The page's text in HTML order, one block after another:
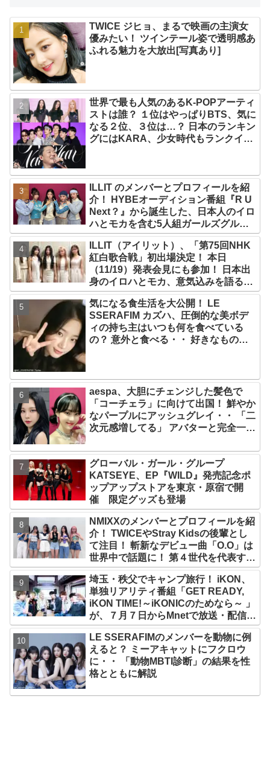
TWICE ジヒョ、まるで映画の主演女
優みたい！ ツインテール姿で透明感あ
ふれる魅力を大放出[写真あり]
世界で最も人気のあるK-POPアーティ
ストは誰？ １位はやっぱりBTS、気に
なる２位、３位は…？ 日本のランキン
グにはKARA、少女時代もランクイ
ILLIT のメンバーとプロフィールを紹
介！ HYBEオーディション番組『R U
Next？』から誕生した、日本人のイロ
ハとモカを含む5人組ガールズグルー
プ！ デビュー曲「Magnetic」がいき
なりの大ヒット
ILLIT（アイリット）、「第75回NHK
紅白歌合戦」初出場決定！ 本日
（11/19）発表会見にも参加！ 日本出
身のイロハとモカ、意気込みを語る
「ずっと夢見てたステージ…嬉しくて
光栄」
気になる食生活を大公開！ LE
SSERAFIM カズハ、圧倒的な美ボデ
ィの持ち主はいつも何を食べている
の？ 意外と食べる・・ 好きなものを
aespa、大胆にチェンジした髪色で
「コーチェラ」に向けて出国！ 鮮やか
なパープルにアッシュグレイ・・ 「二
次元感増してる」 アバターと完全一致
グローバル・ガール・グループ
KATSEYE、EP『WILD』発売記念ポ
ップアップストアを東京・原宿で開
催 限定グッズも登場
NMIXXのメンバーとプロフィールを紹
介！ TWICEやStray Kidsの後輩とし
て注目！ 斬新なデビュー曲「O.O」は
世界中で話題に！ 第４世代を代表する
美女ソリュンをはじめ、全員ビジュア
ルメンバーといわれるその魅力をチェ
ック
埼玉・秩父でキャンプ旅行！ iKON、
単独リアリティ番組「GET READY,
iKON TIME!～iKONICのためなら～ 」
が、７月７日からMnetで放送・配信ス
タート
LE SSERAFIMのメンバーを動物に例
えると？ ミーアキャットにフクロウ
に・・ 「動物MBTI診断」の結果を性
格とともに解説